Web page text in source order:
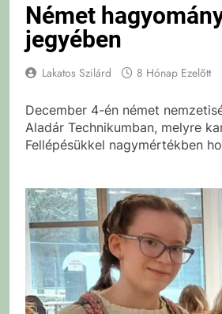
Német
jegyében
Lakatos Szilárd 8 Hónap Ezelőtt
December 4-én német
Aladár Technikumban, melyre
Fellépésükkel nagymértékben